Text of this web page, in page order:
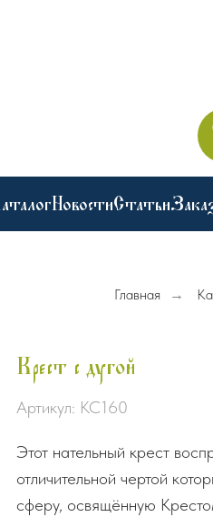
НовостиСтатьи
Главная →
Крест с дугой
Артикул: КС160
Этот нательный крест
отличительной чертой
сферу, освящённую